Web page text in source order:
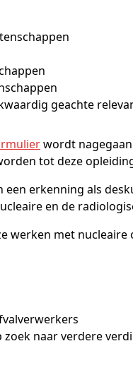
geachte
wordt
tot deze
erkenning als
en de
zoek naar verdere